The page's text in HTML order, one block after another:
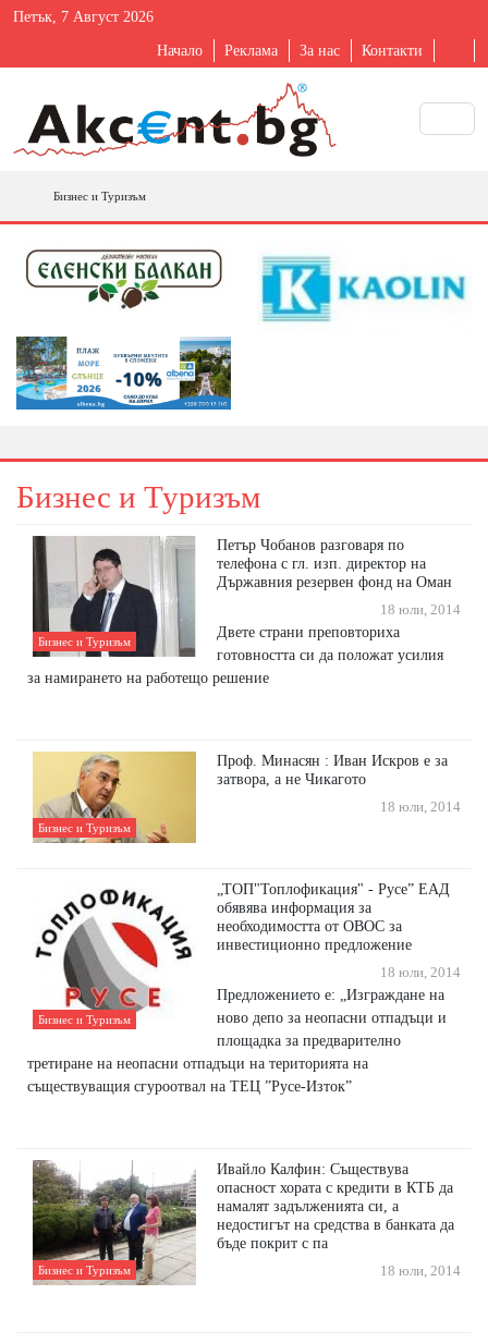
Петък, 7 Август 2026
Начало Реклама За нас Контакти
Бизнес и Туризъм
Бизнес и Туризъм
Бизнес и Туризъм
Петър Чобанов разговаря по
телефона с гл. изп. директор на
Държавния резервен фонд на Оман
18 юли, 2014
Двете страни преповториха
готовността си да положат усилия
за намирането на работещо решение
Бизнес и Туризъм
Проф. Минасян : Иван Искров е за
затвора, а не Чикагото
18 юли, 2014
Бизнес и Туризъм
„ТОП"Топлофикация" - Русе” ЕАД
обявява информация за
необходимостта от ОВОС за
инвестиционно предложение
18 юли, 2014
Предложението е: „Изграждане на
ново депо за неопасни отпадъци и
площадка за предварително
третиране на неопасни отпадъци на територията на
съществуващия сгуроотвал на ТЕЦ ”Русе-Изток”
Бизнес и Туризъм
Ивайло Калфин: Съществува
опасност хората с кредити в КТБ да
намалят задълженията си, а
недостигът на средства в банката да
бъде покрит с па
18 юли, 2014